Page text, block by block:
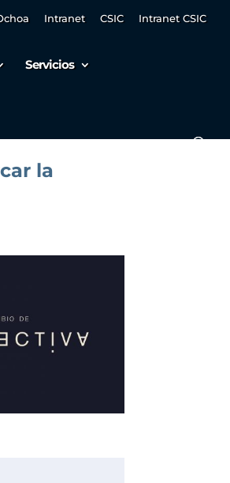
Intranet CSIC Intranet CSIC
Servicios
la